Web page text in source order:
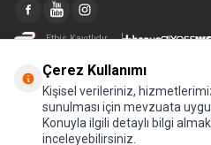
Etbis Kayıtlıdır
Çerez Kullanımı
Kişisel verileriniz,
sunulması için mevzuata
Konuyla ilgili detaylı bilgi
inceleyebilirsiniz.